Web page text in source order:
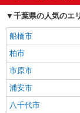
千葉県の人気のエ
船橋市
柏市
市原市
浦安市
八千代市